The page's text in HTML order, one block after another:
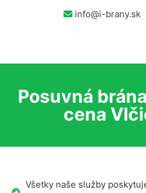
info@i-brany.sk
Posuvná
cena
Všetky naše služby